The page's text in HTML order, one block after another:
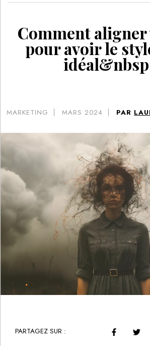
Comment
pour avoir le
MARKETING MARS 2024 PAR
PARTAGEZ SUR :